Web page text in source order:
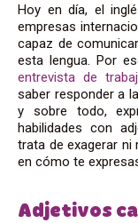
Hoy en día, el
empresas
capaz de
esta lengua. Por
entrevista de
saber responder a
y sobre todo,
habilidades con
trata de exagerar
en cómo te
Adjetivos